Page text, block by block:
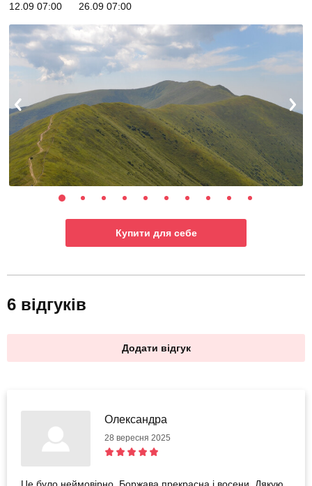
12.09 07:00
26.09 07:00
Купити для себе
6 відгуків
Додати відгук
Олександра
28 вересня 2025